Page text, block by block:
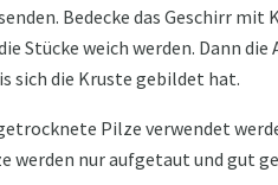
Bedecke das Geschirr
Stücke weich werden. Dann die
sich die Kruste gebildet hat.
Pilze verwendet
werden nur aufgetaut und gut